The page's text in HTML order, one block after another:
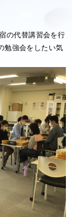
の代替講習会を行
勉強会をしたい気